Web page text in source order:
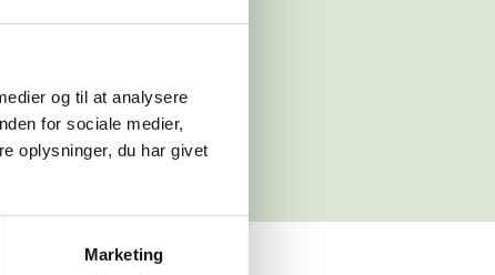
og til at analysere
for sociale medier,
oplysninger, du har givet
Marketing